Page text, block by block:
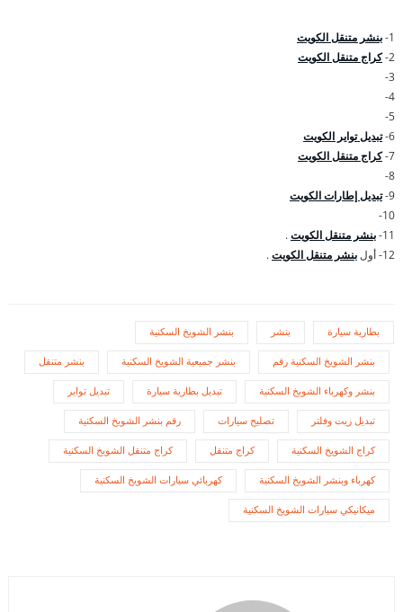
1- بنشر متنقل الكويت
2- كراج متنقل الكويت
3-
4-
5-
6- تبديل تواير الكويت
7- كراج متنقل الكويت
8-
9- تبديل إطارات الكويت
10-
11- بنشر متنقل الكويت.
12- أول
بنشر متنقل الكويت.
بطارية سيارة بنشر بنشر الشويخ السكنية
بنشر الشويخ السكنية رقم بنشر جميعية الشويخ السكنية بنشر متنقل
بنشر وكهرباء الشويخ السكنية تبديل بطارية سيارة تبديل تواير
تبديل زيت وفلتر تصليح سيارات رقم بنشر الشويخ السكنية
كراج الشويخ السكنية كراج متنقل كراج متنقل الشويخ السكنية
كهرباء وبنشر الشويخ السكنية كهربائي سيارات الشويخ السكنية
ميكانيكي سيارات الشويخ السكنية